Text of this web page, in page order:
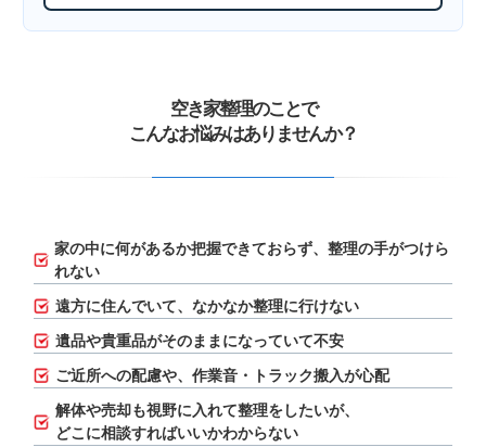
空き家整理のことで
こんなお悩みはありませんか？
家の中に何があるか把握できておらず、 整理の手がつけら
れない
遠方に住んでいて、なかなか整理に行けない
遺品や貴重品がそのままになっていて不安
ご近所への配慮や、作業音・トラック搬入が心配
解体や売却も視野に入れて整理をしたいが、
どこに相談すればいいかわからない